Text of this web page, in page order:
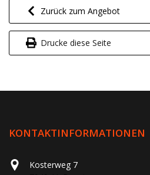
Zurück zum Angebot
Drucke diese Seite
KONTAKTINFORMATIONEN
Kosterweg 7